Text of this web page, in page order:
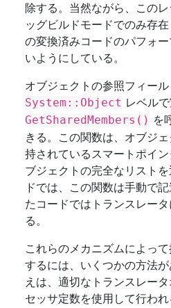
除する。当然ながら、この
ッグビルドモードでのみ存
の変換済みコードのパフォ
いようにしている。
オブジェクトの参照フィール
System::Object レベル
GetSharedMembers() を
きる。この関数は、オブジ
持されているスマートポイ
ブジェクトの完全なリスト
ドでは、この関数は手動で
たコードではトランスレー
る。
これらのメカニズムによっ
するには、いくつかの方法
えは、適切なトランスレー
セッサ定数を使用して行われ